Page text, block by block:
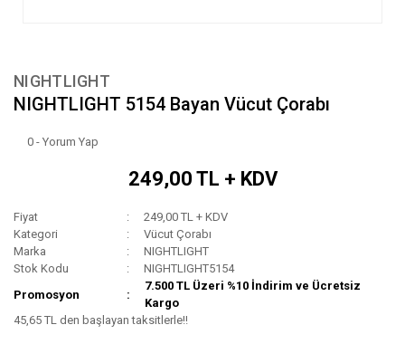
NIGHTLIGHT
NIGHTLIGHT 5154 Bayan Vücut Çorabı
0 - Yorum Yap
249,00 TL + KDV
Fiyat
249,00 TL + KDV
Kategori
Vücut Çorabı
Marka
NIGHTLIGHT
Stok Kodu
NIGHTLIGHT5154
Promosyon
7.500 TL Üzeri %10 İndirim ve Ücretsiz
Kargo
45,65 TL den başlayan taksitlerle!!